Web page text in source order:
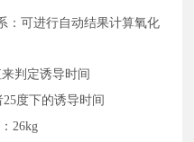
：可进行自动结果计算氧化
判定诱导时间
25度下的诱导时间
26kg